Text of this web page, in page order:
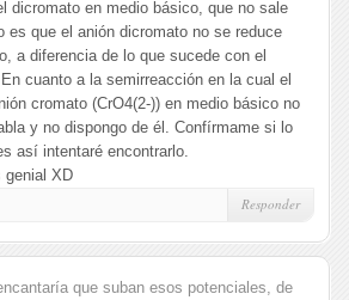
dicromato en medio básico, que no sale
es que el anión dicromato no se reduce
a diferencia de lo que sucede con el
cuanto a la semirreacción en la cual el
cromato (CrO4(2-)) en medio básico no
y no dispongo de él. Confírmame si lo
así intentaré encontrarlo.
genial XD
Responder
que suban esos potenciales, de